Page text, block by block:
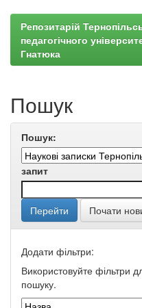
Репозитарій
педагогічного
Гнатюка
Пошук
Пошук:
запит
Почати
Додати фільтри:
Використовуйте фільтри
пошуку.